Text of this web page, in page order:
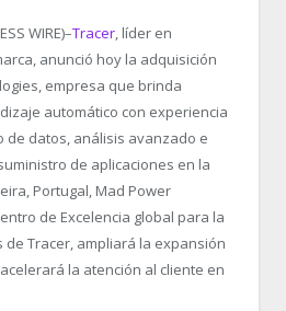
WIRE)–Tracer, líder en
anunció hoy la adquisición
empresa que brinda
automático con experiencia
de datos, análisis avanzado e
de aplicaciones en la
Portugal, Mad Power
de Excelencia global para la
de Tracer, ampliará la expansión
la atención al cliente en